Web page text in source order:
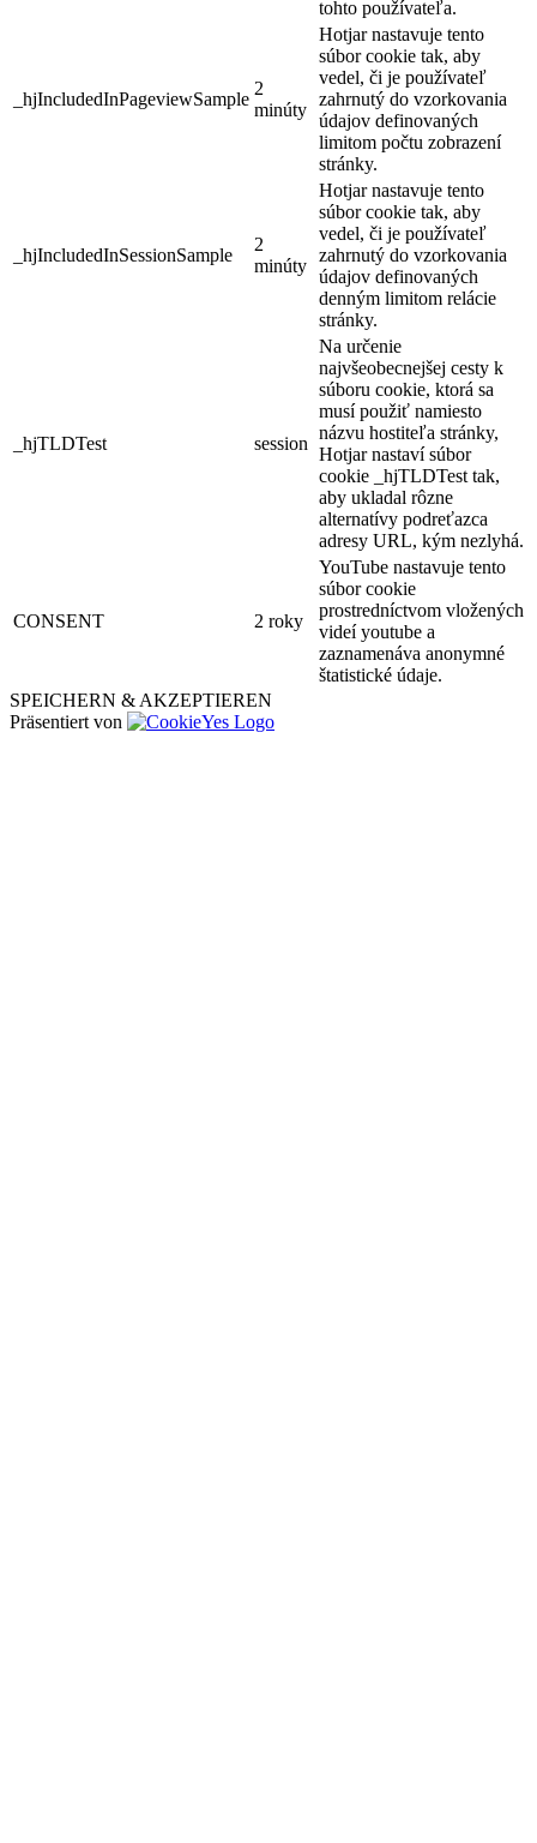
tohto používateľa.
_hjIncludedInPageviewSample
2
minúty
Hotjar nastavuje tento
súbor cookie tak, aby
vedel, či je používateľ
zahrnutý do vzorkovania
údajov definovaných
limitom počtu zobrazení
stránky.
_hjIncludedInSessionSample
2
minúty
Hotjar nastavuje tento
súbor cookie tak, aby
vedel, či je používateľ
zahrnutý do vzorkovania
údajov definovaných
denným limitom relácie
stránky.
_hjTLDTest session
Na určenie
najvšeobecnejšej cesty k
súboru cookie, ktorá sa
musí použiť namiesto
názvu hostiteľa stránky,
Hotjar nastaví súbor
cookie _hjTLDTest tak,
aby ukladal rôzne
alternatívy podreťazca
adresy URL, kým nezlyhá.
CONSENT 2 roky
YouTube nastavuje tento
súbor cookie
prostredníctvom vložených
videí youtube a
zaznamenáva anonymné
štatistické údaje.
SPEICHERN & AKZEPTIEREN
Präsentiert von